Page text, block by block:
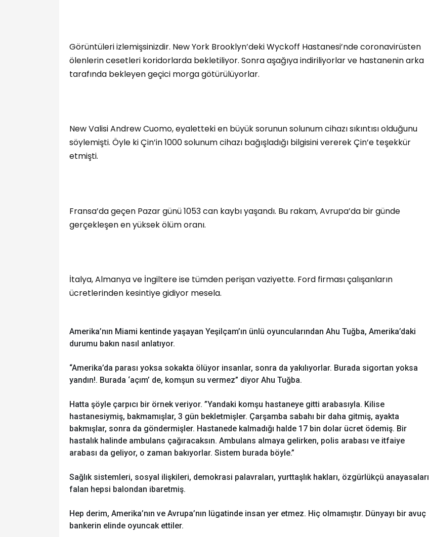
Görüntüleri izlemişsinizdir. New York Brooklyn’deki Wyckoff Hastanesi’nde coronavirüsten
ölenlerin cesetleri koridorlarda bekletiliyor. Sonra aşağıya indiriliyorlar ve hastanenin arka
tarafında bekleyen geçici morga götürülüyorlar.
New Valisi Andrew Cuomo, eyaletteki en büyük sorunun solunum cihazı sıkıntısı olduğunu
söylemişti. Öyle ki Çin’in 1000 solunum cihazı bağışladığı bilgisini vererek Çin’e teşekkür
etmişti.
Fransa’da geçen Pazar günü 1053 can kaybı yaşandı. Bu rakam, Avrupa’da bir günde
gerçekleşen en yüksek ölüm oranı.
İtalya, Almanya ve İngiltere ise tümden perişan vaziyette. Ford firması çalışanların
ücretlerinden kesintiye gidiyor mesela.
Amerika’nın Miami kentinde yaşayan Yeşilçam’ın ünlü oyuncularından Ahu Tuğba, Amerika’daki
durumu bakın nasıl anlatıyor.
“Amerika’da parası yoksa sokakta ölüyor insanlar, sonra da yakılıyorlar. Burada sigortan yoksa
yandın!. Burada ‘açım’ de, komşun su vermez” diyor Ahu Tuğba.
Hatta şöyle çarpıcı bir örnek veriyor. ”Yandaki komşu hastaneye gitti arabasıyla. Kilise
hastanesiymiş, bakmamışlar, 3 gün bekletmişler. Çarşamba sabahı bir daha gitmiş, ayakta
bakmışlar, sonra da göndermişler. Hastanede kalmadığı halde 17 bin dolar ücret ödemiş. Bir
hastalık halinde ambulans çağıracaksın. Ambulans almaya gelirken, polis arabası ve itfaiye
arabası da geliyor, o zaman bakıyorlar. Sistem burada böyle.”
Sağlık sistemleri, sosyal ilişkileri, demokrasi palavraları, yurttaşlık hakları, özgürlükçü anayasaları
falan hepsi balondan ibaretmiş.
Hep derim, Amerika’nın ve Avrupa’nın lügatinde insan yer etmez. Hiç olmamıştır. Dünyayı bir avuç
bankerin elinde oyuncak ettiler.